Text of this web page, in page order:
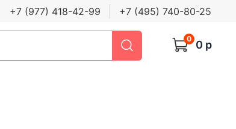
+7 (977) 418-42-99 +7 (495) 740-80-25
0 0 р